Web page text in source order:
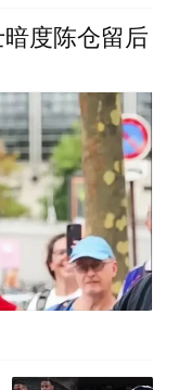
度陈仓留后